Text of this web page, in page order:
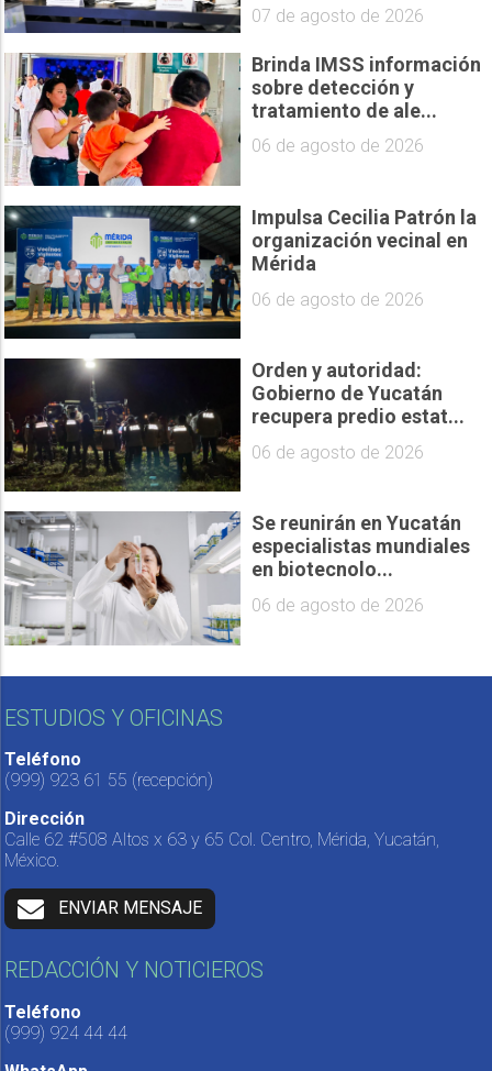
07 de agosto de 2026
Brinda IMSS información
sobre detección y
tratamiento de ale...
06 de agosto de 2026
Impulsa Cecilia Patrón la
organización vecinal en
Mérida
06 de agosto de 2026
Orden y autoridad:
Gobierno de Yucatán
recupera predio estat...
06 de agosto de 2026
Se reunirán en Yucatán
especialistas mundiales
en biotecnolo...
06 de agosto de 2026
ESTUDIOS Y OFICINAS
Teléfono
(999) 923 61 55 (recepción)
Dirección
Calle 62 #508 Altos x 63 y 65 Col. Centro, Mérida, Yucatán,
México.
ENVIAR MENSAJE
REDACCIÓN Y NOTICIEROS
Teléfono
(999) 924 44 44